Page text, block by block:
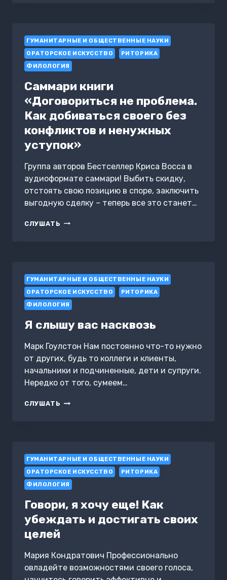
ГУМАНИТАРНЫЕ И ОБЩЕСТВЕННЫЕ НАУКИ
ОРАТОРСКОЕ ИСКУССТВО
РИТОРИКА
ФИЛОЛОГИЯ
Саммари книги
«Договориться не проблема.
Как добиваться своего без
конфликтов и ненужных
уступок»
Группа авторов Бестселлер Криса Восса в
аудиоформате саммари! Выбить скидку,
отстоять свою позицию в споре, заключить
выгодную сделку – теперь все это станет…
СЛУШАТЬ САММАРИ
ДОБИВАТЬСЯ
СВОЕГО
БЕЗ
КОНФЛИКТОВ
НЕНУЖНЫХ
ГУМАНИТАРНЫЕ И ОБЩЕСТВЕННЫЕ НАУКИ
ОРАТОРСКОЕ ИСКУССТВО
РИТОРИКА
ФИЛОЛОГИЯ
Я слышу вас насквозь
Марк Гоулстон Нам постоянно что-то нужно
от других, будь то коллеги и клиенты,
начальники и подчиненные, дети и супруги.
Нередко от того, сумеем…
СЛУШАТЬ Я
ГУМАНИТАРНЫЕ И ОБЩЕСТВЕННЫЕ НАУКИ
ОРАТОРСКОЕ ИСКУССТВО
РИТОРИКА
ФИЛОЛОГИЯ
Говори, я хочу еще! Как
убеждать и достигать своих
целей
Мария Кондратович Профессионально
овладейте возможностями своего голоса,